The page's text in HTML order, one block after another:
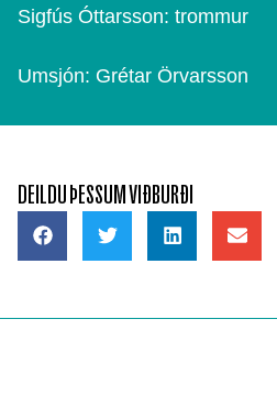
Sigfús Óttarsson: trommur
Umsjón: Grétar Örvarsson
DEILDU ÞESSUM VIÐBURÐI